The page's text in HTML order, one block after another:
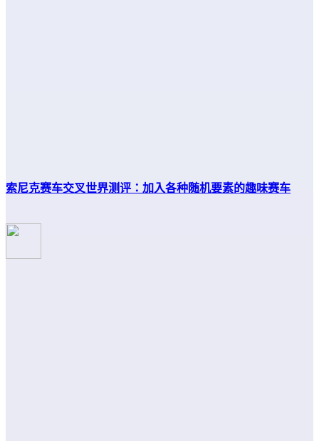
索尼克赛车交叉世界测评：加入各种随机要素的趣味赛车